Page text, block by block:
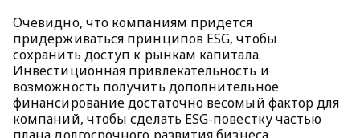
Очевидно, что компаниям придется
придерживаться принципов ESG, чтобы
сохранить доступ к рынкам капитала.
Инвестиционная привлекательность и
возможность получить дополнительное
финансирование достаточно весомый фактор для
компаний, чтобы сделать ESG-повестку частью